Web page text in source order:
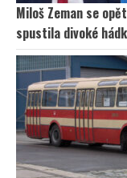
Miloš Zeman se
spustila divoké